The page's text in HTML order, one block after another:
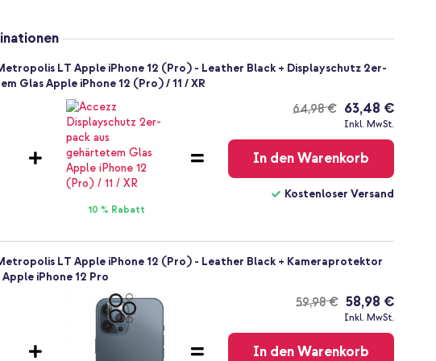
LT Apple iPhone 12 (Pro) - Leather Black + Displayschutz 2er-
Glas Apple iPhone 12 (Pro) / 11 / XR
10 % Rabatt
64,98 €
Kostenloser
63,48 €
Inkl. MwSt.
In den Warenkorb
Kostenloser Versand
LT Apple iPhone 12 (Pro) - Leather Black + Kameraprotektor
iPhone 12 Pro
59,98 €
Kostenloser
58,98 €
Inkl. MwSt.
In den Warenkorb